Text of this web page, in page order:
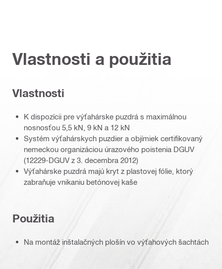
Vlastnosti a použitia
Vlastnosti
K dispozícii pre výťahárske puzdrá s maximálnou
nosnosťou 5,5 kN, 9 kN a 12 kN
Systém výťahárskych puzdier a objímiek certifikovaný
nemeckou organizáciou úrazového poistenia DGUV
(12229-DGUV z 3. decembra 2012)
Výťahárske puzdrá majú kryt z plastovej fólie, ktorý
zabraňuje vnikaniu betónovej kaše
Použitia
Na montáž inštalačných plošín vo výťahových šachtách